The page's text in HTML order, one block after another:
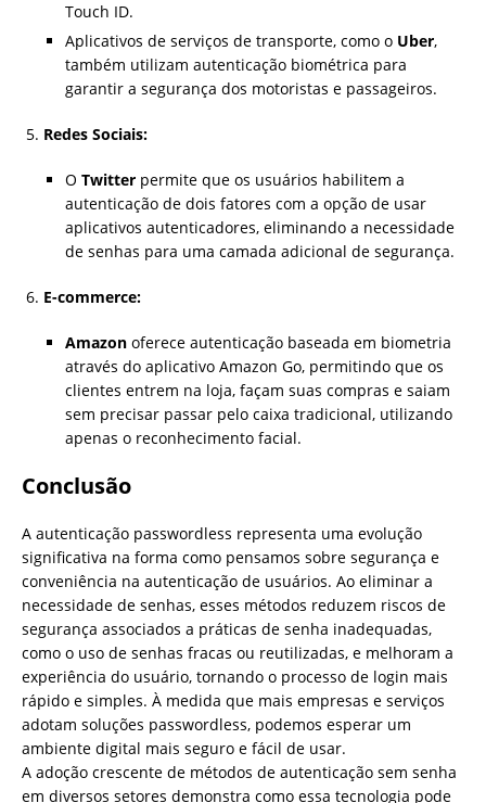
Touch ID.
Aplicativos de serviços de transporte, como o Uber,
também utilizam autenticação biométrica para
garantir a segurança dos motoristas e passageiros.
Redes Sociais:
O Twitter permite que os usuários habilitem a
autenticação de dois fatores com a opção de usar
aplicativos autenticadores, eliminando a necessidade
de senhas para uma camada adicional de segurança.
E-commerce:
Amazon oferece autenticação baseada em biometria
através do aplicativo Amazon Go, permitindo que os
clientes entrem na loja, façam suas compras e saiam
sem precisar passar pelo caixa tradicional, utilizando
apenas o reconhecimento facial.
Conclusão
A autenticação passwordless representa uma evolução
significativa na forma como pensamos sobre segurança e
conveniência na autenticação de usuários. Ao eliminar a
necessidade de senhas, esses métodos reduzem riscos de
segurança associados a práticas de senha inadequadas,
como o uso de senhas fracas ou reutilizadas, e melhoram a
experiência do usuário, tornando o processo de login mais
rápido e simples. À medida que mais empresas e serviços
adotam soluções passwordless, podemos esperar um
ambiente digital mais seguro e fácil de usar.
A adoção crescente de métodos de autenticação sem senha
em diversos setores demonstra como essa tecnologia pode